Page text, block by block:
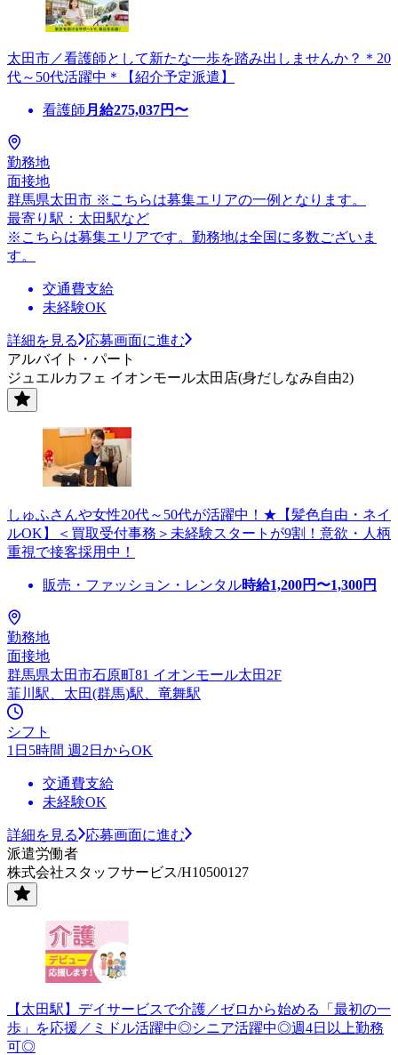
太田市／看護師として新たな一歩を踏み出しませんか？＊20
代～50代活躍中＊【紹介予定派遣】
看護師 月給275,037円〜
勤務地
面接地
群馬県太田市 ※こちらは募集エリアの一例となります。
最寄り駅：太田駅など
※こちらは募集エリアです。勤務地は全国に多数ございま
す。
交通費支給
未経験OK
詳細を見る
応募画面に進む
アルバイト・パート
ジュエルカフェ イオンモール太田店(身だしなみ自由2)
しゅふさんや女性20代～50代が活躍中！★【髪色自由・ネイ
ルOK】＜買取受付事務＞未経験スタートが9割！意欲・人柄
重視で接客採用中！
販売・ファッション・レンタル時給1,200円〜1,300円
勤務地
面接地
群馬県太田市石原町81 イオンモール太田2F
韮川駅、太田(群馬)駅、竜舞駅
シフト
1日5時間 週2日からOK
交通費支給
未経験OK
詳細を見る
応募画面に進む
派遣労働者
株式会社スタッフサービス/H10500127
【太田駅】デイサービスで介護／ゼロから始める「最初の一
歩」を応援／ミドル活躍中◎シニア活躍中◎週4日以上勤務
可◎